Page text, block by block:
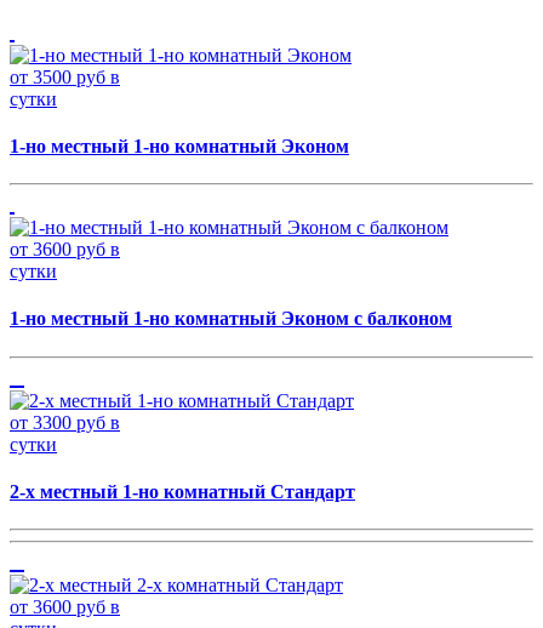
от 3500 руб в
сутки
1-но местный 1-но комнатный Эконом
от 3600 руб в
сутки
1-но местный 1-но комнатный Эконом с балконом
от 3300 руб в
сутки
2-х местный 1-но комнатный Стандарт
от 3600 руб в